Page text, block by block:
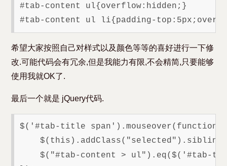
#tab-content ul{overflow:hidden;}
希望大家按照自己对样式以及颜色等等的喜好进行一下修
改.可能代码会有冗余,但是我能力有限,不会精简,只要能够
使用我就OK了.
最后一个就是 jQuery代码.
$('#tab-title
$("#tab-content > ul").eq($('#tab-